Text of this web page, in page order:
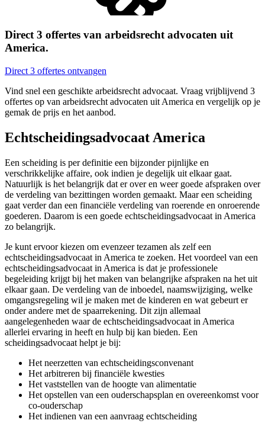
Direct 3 offertes van arbeidsrecht advocaten uit
America.
Direct 3 offertes ontvangen
Vind snel een geschikte arbeidsrecht advocaat. Vraag vrijblijvend 3
offertes op van arbeidsrecht advocaten uit America en vergelijk op je
gemak de prijs en het aanbod.
Echtscheidingsadvocaat America
Een scheiding is per definitie een bijzonder pijnlijke en
verschrikkelijke affaire, ook indien je degelijk uit elkaar gaat.
Natuurlijk is het belangrijk dat er over en weer goede afspraken over
de verdeling van bezittingen worden gemaakt. Maar een scheiding
gaat verder dan een financiële verdeling van roerende en onroerende
goederen. Daarom is een goede echtscheidingsadvocaat in America
zo belangrijk.
Je kunt ervoor kiezen om evenzeer tezamen als zelf een
echtscheidingsadvocaat in America te zoeken. Het voordeel van een
echtscheidingsadvocaat in America is dat je professionele
begeleiding krijgt bij het maken van belangrijke afspraken na het uit
elkaar gaan. De verdeling van de inboedel, naamswijziging, welke
omgangsregeling wil je maken met de kinderen en wat gebeurt er
onder andere met de spaarrekening. Dit zijn allemaal
aangelegenheden waar de echtscheidingsadvocaat in America
allerlei ervaring in heeft en hulp bij kan bieden. Een
scheidingsadvocaat helpt je bij:
Het neerzetten van echtscheidingsconvenant
Het arbitreren bij financiële kwesties
Het vaststellen van de hoogte van alimentatie
Het opstellen van een ouderschapsplan en overeenkomst voor
co-ouderschap
Het indienen van een aanvraag echtscheiding